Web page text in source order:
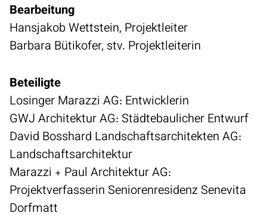
Bearbeitung
Hansjakob Wettstein, Projektleiter
Barbara Bütikofer, stv. Projektleiterin
Beteiligte
Losinger Marazzi AG: Entwicklerin
GWJ Architektur AG: Städtebaulicher Entwurf
David Bosshard Landschaftsarchitekten AG:
Landschaftsarchitektur
Marazzi + Paul Architektur AG:
Projektverfasserin Seniorenresidenz Senevita
Dorfmatt